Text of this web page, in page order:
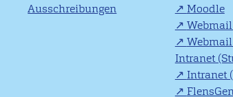
Ausschreibungen
Moodle
Intranet
Intranet